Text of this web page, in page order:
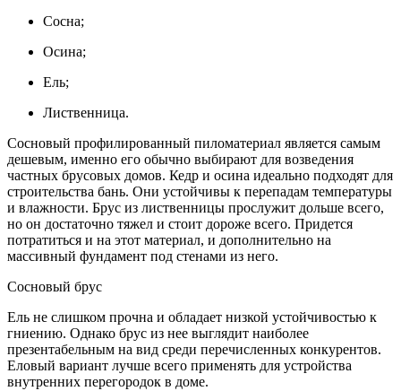
Сосна;
Осина;
Ель;
Лиственница.
Сосновый профилированный пиломатериал является самым
дешевым, именно его обычно выбирают для возведения
частных брусовых домов. Кедр и осина идеально подходят для
строительства бань. Они устойчивы к перепадам температуры
и влажности. Брус из лиственницы прослужит дольше всего,
но он достаточно тяжел и стоит дороже всего. Придется
потратиться и на этот материал, и дополнительно на
массивный фундамент под стенами из него.
Сосновый брус
Ель не слишком прочна и обладает низкой устойчивостью к
гниению. Однако брус из нее выглядит наиболее
презентабельным на вид среди перечисленных конкурентов.
Еловый вариант лучше всего применять для устройства
внутренних перегородок в доме.